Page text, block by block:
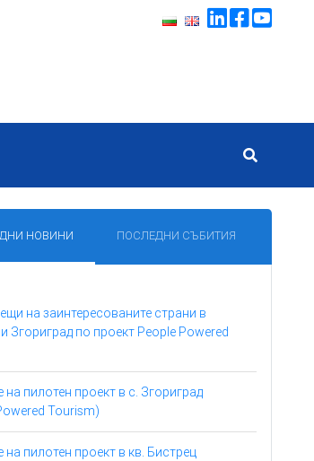
НОВИНИ ПОСЛЕДНИ СЪБИТИЯ
на заинтересованите страни в
Згориград по проект People Powered
на пилотен проект в с. Згориград
Tourism)
на пилотен проект в кв. Бистрец